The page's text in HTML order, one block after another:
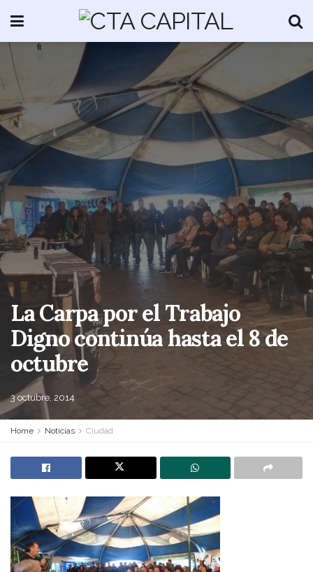
La Carpa por el Trabajo
Digno continúa hasta el 8 de
octubre
3 octubre, 2014
Home Noticias Ciudad